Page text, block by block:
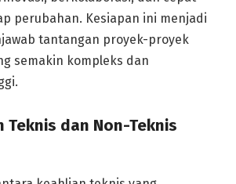
perubahan. Kesiapan ini menjadi
tantangan proyek-proyek
semakin kompleks dan
Teknis dan Non-Teknis